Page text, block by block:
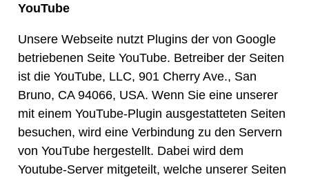
YouTube
Unsere Webseite nutzt Plugins der von Google
betriebenen Seite YouTube. Betreiber der Seiten
ist die YouTube, LLC, 901 Cherry Ave., San
Bruno, CA 94066, USA. Wenn Sie eine unserer
mit einem YouTube-Plugin ausgestatteten Seiten
besuchen, wird eine Verbindung zu den Servern
von YouTube hergestellt. Dabei wird dem
Youtube-Server mitgeteilt, welche unserer Seiten